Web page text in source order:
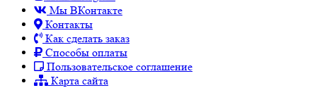
Мы ВКонтакте
Контакты
Как сделать заказ
Способы оплаты
Пользовательское соглашение
Карта сайта